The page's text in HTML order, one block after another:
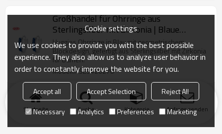
Großhandel für Ohrringe aus
Sterlingsilber mit Zirkonia | Blaue
Ohrringe mit geometrischem Blockdesign
im Huggies-Stil für Damen
Huggies Ohrringe in Blau mit geometrischem
Blockdesign, gefertigt aus Sterlingsilber mit Zirkonia
für Damen.
Modell:HSE3420270
Startseite Suche Kategorie Anfrage senden
Cookie settings
We use cookies to provide you with the best possible
experience. They also allow us to analyze user behavior in
order to constantly improve the website for you.
Accept all Accept Selection
Reject All
Necessary
Analytics Preferences Marketing